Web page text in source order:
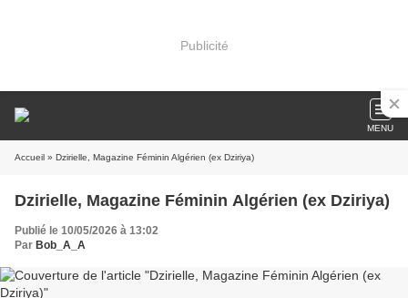
Publicité
MENU
Accueil » Dzirielle, Magazine Féminin Algérien (ex Dziriya)
Dzirielle, Magazine Féminin Algérien (ex Dziriya)
Publié le 10/05/2026 à 13:02
Par Bob_A_A